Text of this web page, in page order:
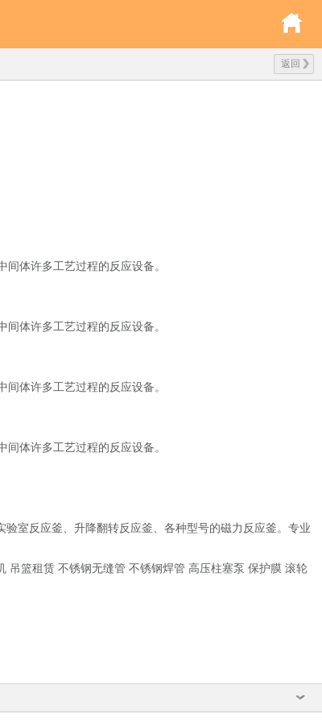
返回
体许多工艺过程的反应设备。
体许多工艺过程的反应设备。
体许多工艺过程的反应设备。
体许多工艺过程的反应设备。
室反应釜、升降翻转反应釜、各种型号的磁力反应釜。专业
吊篮租赁 不锈钢无缝管 不锈钢焊管 高压柱塞泵 保护膜 滚轮